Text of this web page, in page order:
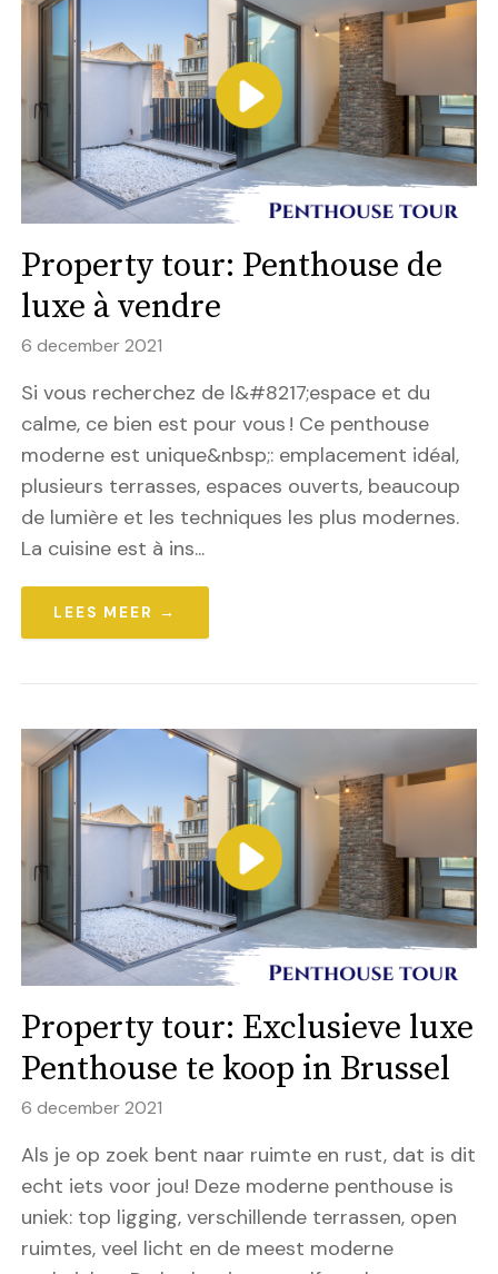
Property tour: Penthouse de
luxe à vendre
6 december 2021
Si vous recherchez de l&#8217;espace et du
calme, ce bien est pour vous ! Ce penthouse
moderne est unique&nbsp;: emplacement idéal,
plusieurs terrasses, espaces ouverts, beaucoup
de lumière et les techniques les plus modernes.
La cuisine est à ins...
LEES MEER →
Property tour: Exclusieve luxe
Penthouse te koop in Brussel
6 december 2021
Als je op zoek bent naar ruimte en rust, dat is dit
echt iets voor jou! Deze moderne penthouse is
uniek: top ligging, verschillende terrassen, open
ruimtes, veel licht en de meest moderne